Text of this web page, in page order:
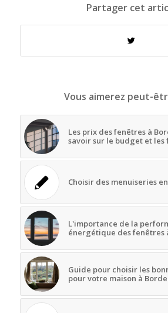
Partager cet
Vous aimerez peut-
Les prix des fenêtres à
savoir sur le budget et les
Choisir des menuiseries en
L'importance de la
énergétique des fenêtres
Guide pour choisir les
pour votre maison à